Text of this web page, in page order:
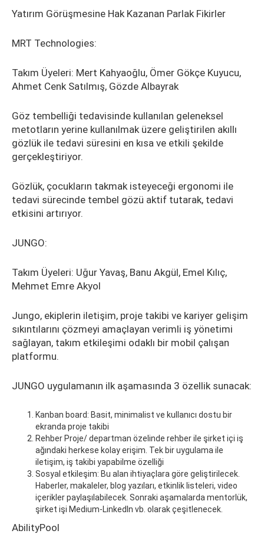
Yatırım Görüşmesine Hak Kazanan Parlak Fikirler
MRT Technologies:
Takım Üyeleri: Mert Kahyaoğlu, Ömer Gökçe Kuyucu,
Ahmet Cenk Satılmış, Gözde Albayrak
Göz tembelliği tedavisinde kullanılan geleneksel
metotların yerine kullanılmak üzere geliştirilen akıllı
gözlük ile tedavi süresini en kısa ve etkili şekilde
gerçekleştiriyor.
Gözlük, çocukların takmak isteyeceği ergonomi ile
tedavi sürecinde tembel gözü aktif tutarak, tedavi
etkisini artırıyor.
JUNGO:
Takım Üyeleri: Uğur Yavaş, Banu Akgül, Emel Kılıç,
Mehmet Emre Akyol
Jungo, ekiplerin iletişim, proje takibi ve kariyer gelişim
sıkıntılarını çözmeyi amaçlayan verimli iş yönetimi
sağlayan, takım etkileşimi odaklı bir mobil çalışan
platformu.
JUNGO uygulamanın ilk aşamasında 3 özellik sunacak:
Kanban board: Basit, minimalist ve kullanıcı dostu bir
ekranda proje takibi
Rehber Proje/ departman özelinde rehber ile şirket içi iş
ağındaki herkese kolay erişim. Tek bir uygulama ile
iletişim, iş takibi yapabilme özelliği
Sosyal etkileşim: Bu alan ihtiyaçlara göre geliştirilecek.
Haberler, makaleler, blog yazıları, etkinlik listeleri, video
içerikler paylaşılabilecek. Sonraki aşamalarda mentorlük,
şirket işi Medium-Linkedln vb. olarak çeşitlenecek.
AbilityPool